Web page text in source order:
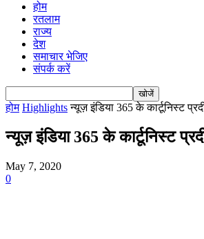
होम
रतलाम
राज्य
देश
समाचार भेजिए
संपर्क करें
होम Highlights न्यूज़ इंडिया 365 के कार्टूनिस्ट
न्यूज़ इंडिया 365 के कार्टूनिस्ट
May 7, 2020
0